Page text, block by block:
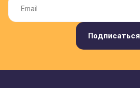
Подписаться